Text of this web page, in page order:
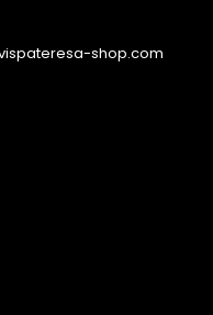
shop.com